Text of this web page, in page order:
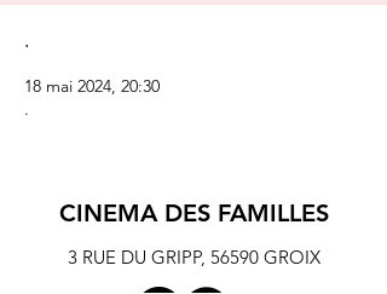
.
18 mai 2024, 20:30
.
CINEMA DES FAMILLES
3 RUE DU GRIPP, 56590 GROIX